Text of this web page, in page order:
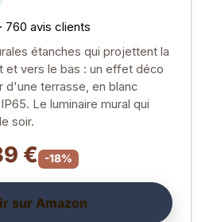
760 avis clients
étanches qui projettent la
et vers le bas : un effet déco
d'une terrasse, en blanc
Le luminaire mural qui
soir.
€ -18%
sur Amazon